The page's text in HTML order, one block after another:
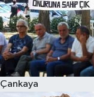
Çankaya